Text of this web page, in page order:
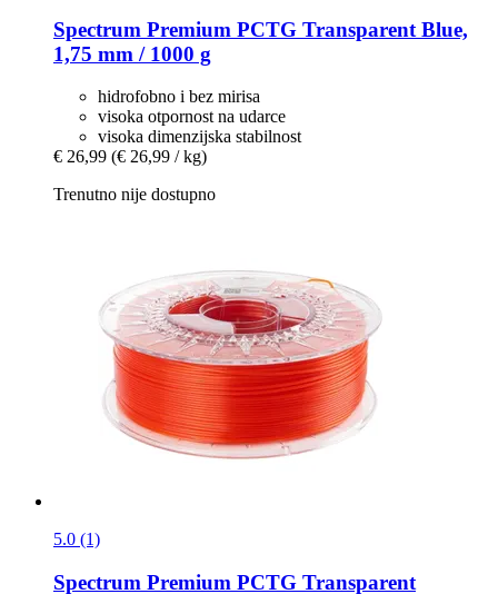
Spectrum Premium PCTG Transparent Blue,
1,75 mm / 1000 g
hidrofobno i bez mirisa
visoka otpornost na udarce
visoka dimenzijska stabilnost
€ 26,99 (€ 26,99 / kg)
Trenutno nije dostupno
5.0 (1)
Spectrum Premium PCTG Transparent